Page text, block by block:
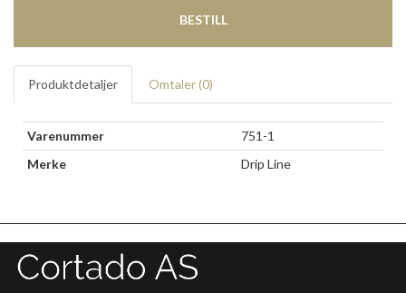
BESTILL
Produktdetaljer Omtaler (0)
Varenummer
751-1
Merke
Drip Line